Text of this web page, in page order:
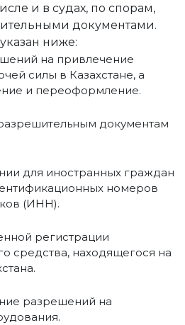
и в судах, по спорам,
документами.
ниже:
на привлечение
силы в Казахстане, а
и переоформление.
документам
для иностранных граждан
номеров
(ИНН).
регистрации
средства, находящегося на
разрешений на